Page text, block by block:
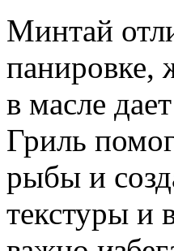
Минтай
панировке,
в масле
Гриль
рыбы и
текстуры и